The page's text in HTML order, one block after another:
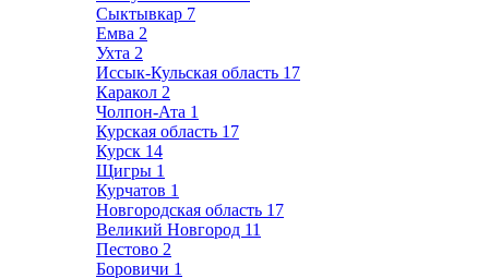
Сыктывкар 7
Емва 2
Ухта 2
Иссык-Кульская область 17
Каракол 2
Чолпон-Ата 1
Курская область 17
Курск 14
Щигры 1
Курчатов 1
Новгородская область 17
Великий Новгород 11
Пестово 2
Боровичи 1